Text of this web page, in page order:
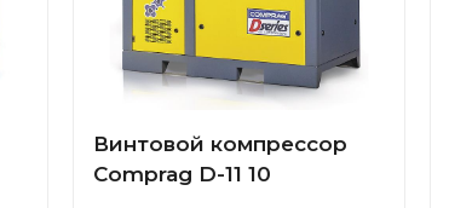
Винтовой компрессор
Comprag D-11 10